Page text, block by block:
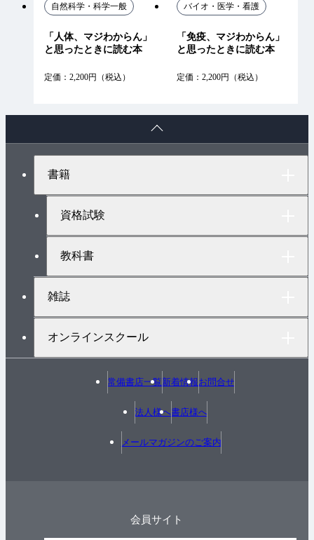
「人体、マジわからん」
と思ったときに読む本
自然科学・科学一般
定価：2,200円（税込）
「免疫、マジわからん」
と思ったときに読む本
バイオ・医学・看護
定価：2,200円（税込）
書籍
資格試験
教科書
雑誌
オンラインスクール
常備書店一覧新着情報お問合せ
法人様へ書店様へ
メールマガジンのご案内
会員サイト